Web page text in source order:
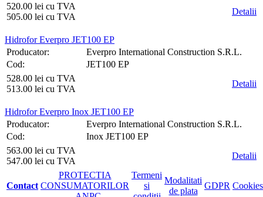
520.00 lei cu TVA
505.00 lei cu TVA
Detalii
Hidrofor Everpro JET100 EP
Producator:
Everpro International Construction S.R.L.
Cod:
JET100 EP
528.00 lei cu TVA
513.00 lei cu TVA
Detalii
Hidrofor Everpro Inox JET100 EP
Producator:
Everpro International Construction S.R.L.
Cod:
Inox JET100 EP
563.00 lei cu TVA
547.00 lei cu TVA
Detalii
Contact
PROTECTIA
CONSUMATORILOR
Termeni
si
Modalitati
de plata
GDPR Cookies